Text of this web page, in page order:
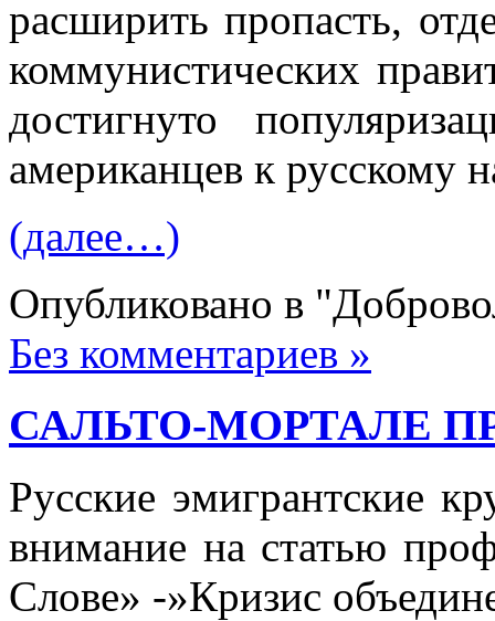
расширить пропасть,
коммуни­стических
достигнуто
американцев к русскому
(далее…)
Опубликовано в
Без комментариев »
САЛЬТО-МОРТАЛЕ
Русские эмигрантские
внимание на статью
Слове» -»Кризис